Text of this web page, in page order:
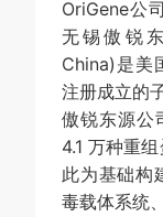
OriGene公
无锡傲锐
China)是美
注册成立的
傲锐东源公
4.1 万种重
此为基础构
毒载体系统